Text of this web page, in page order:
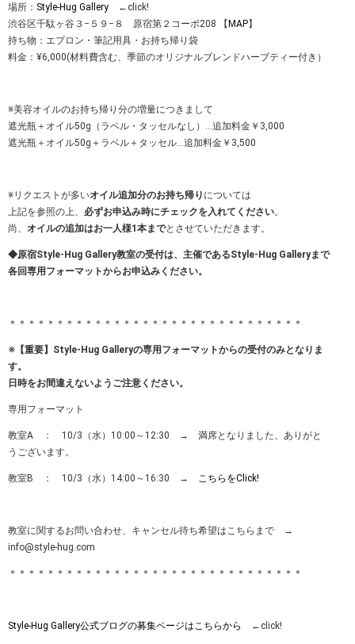
場所： Style-Hug Gallery ←click!
渋谷区千駄ヶ谷３−５９−８ 原宿第２コーポ208 【MAP】
持ち物：エプロン・筆記用具・お持ち帰り袋
料金：¥6,000(材料費含む、季節のオリジナルブレンドハーブティー付き）
※美容オイルのお持ち帰り分の増量につきまして
遮光瓶＋オイル50g（ラベル・タッセルなし）…追加料金￥3,000
遮光瓶＋オイル50g＋ラベル＋タッセル…追加料金￥3,500
※リクエストが多いオイル追加分のお持ち帰り については
上記を参照の上、 必ずお申込み時にチェックを入れてください。
尚、 オイルの追加はお一人様1本までとさせていただきます。
◆原宿Style-Hug Gallery教室の受付は、主催であるStyle-Hug Galleryまで
各回専用フォーマットからお申込みください。
＊＊＊＊＊＊＊＊＊＊＊＊＊＊＊＊＊＊＊＊＊＊＊＊＊＊＊＊＊＊＊
※【重要】Style-Hug Galleryの専用フォーマットからの受付のみとなりま
す。
日時をお間違えないようご注意ください。
専用フォーマット
教室A ： 10/3（水）10:00～12:30 → 満席となりました、ありがと
うございます。
教室B ： 10/3（水）14:00～16:30 → こちらをClick!
教室に関するお問い合わせ、キャンセル待ち希望はこちらまで →
info@style-hug.com
＊＊＊＊＊＊＊＊＊＊＊＊＊＊＊＊＊＊＊＊＊＊＊＊＊＊＊＊＊＊＊
Style-Hug Gallery公式ブログの募集ページはこちらから ←click!